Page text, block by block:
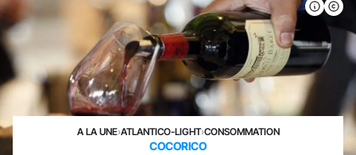
A LA UNE›ATLANTICO-LIGHT›CONSOMMATION
COCORICO